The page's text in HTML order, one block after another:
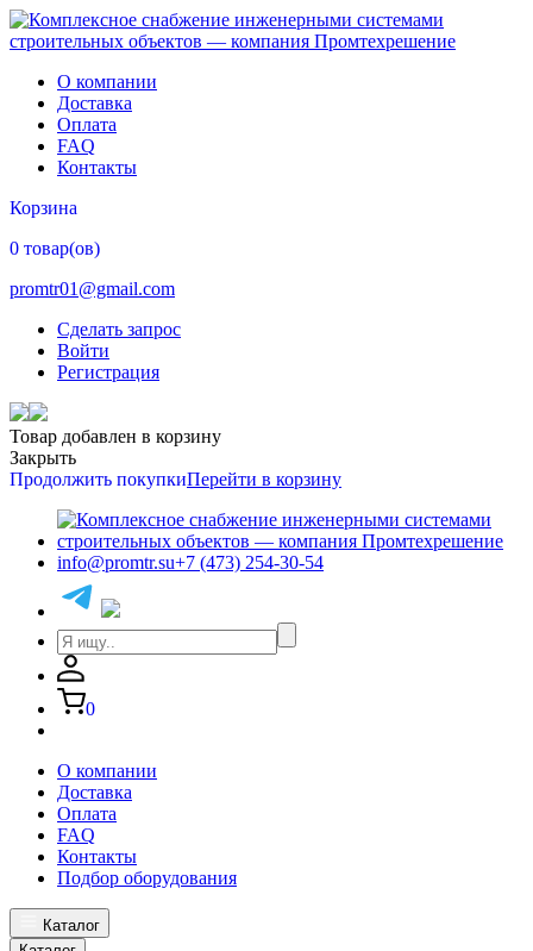
О компании
Доставка
Оплата
FAQ
Контакты
Корзина
0 товар(ов)
promtr01@gmail.com
Сделать запрос
Войти
Регистрация
Товар добавлен в корзину
Закрыть
Продолжить покупкиПерейти в корзину
info@promtr.su+7 (473) 254-30-54
0
О компании
Доставка
Оплата
FAQ
Контакты
Подбор оборудования
Каталог